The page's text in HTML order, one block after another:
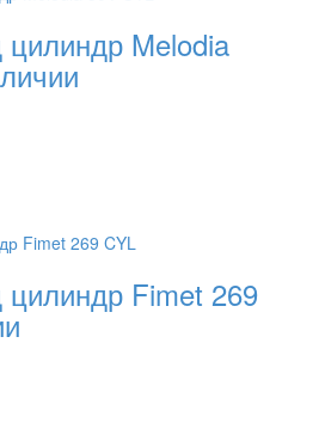
Melodia
цилиндр Fimet 269